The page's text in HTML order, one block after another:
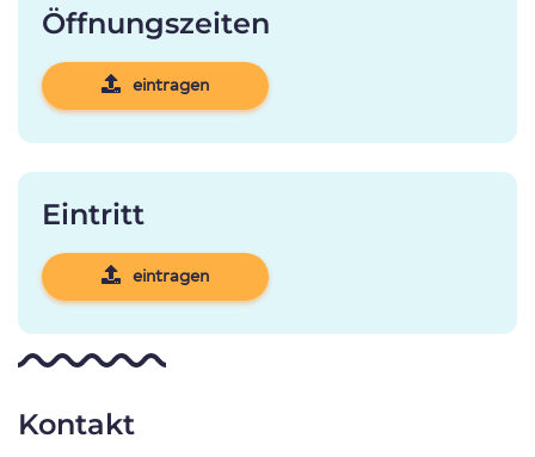
Öffnungszeiten
eintragen
Eintritt
eintragen
Kontakt